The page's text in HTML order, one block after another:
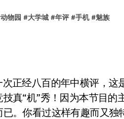
动物园 #大学城 #年评 #手机 #魅族
经八百的年中横评，这
真“机”秀！因为本节目的
。你看过这样有趣而又独